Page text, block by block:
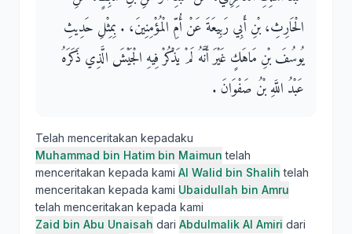
الْحَارِثِ، بْنِ أَبِي رَبِيعَةَ عَنْ أُمِّ الْمُؤْمِنِينَ، ‏.‏ بِمِثْلِ حَدِيثِ
يُوسُفَ بْنِ مَاهَكٍ غَيْرَ أَنَّهُ لَمْ يَذْكُرْ فِيهِ الْجَيْشَ الَّذِي ذَكَرَهُ
عَبْدُ اللَّهِ بْنُ صَفْوَانَ ‏.‏
Telah menceritakan kepadaku
Muhammad bin Hatim bin Maimun telah
menceritakan kepada kami Al Walid bin Shalih telah
menceritakan kepada kami Ubaidullah bin Amru
telah menceritakan kepada kami
Zaid bin Abu Unaisah dari Abdulmalik Al Amiri dari